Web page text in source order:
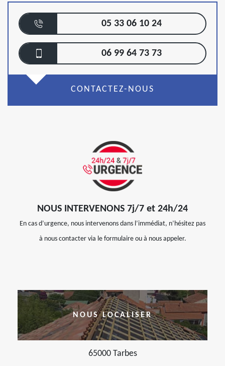
05 33 06 10 24
06 99 64 73 73
CONTACTEZ-NOUS
NOUS INTERVENONS 7j/7 et 24h/24
En cas d’urgence, nous intervenons dans l’immédiat, n’hésitez pas
à nous contacter via le formulaire ou à nous appeler.
NOUS LOCALISER
65000 Tarbes